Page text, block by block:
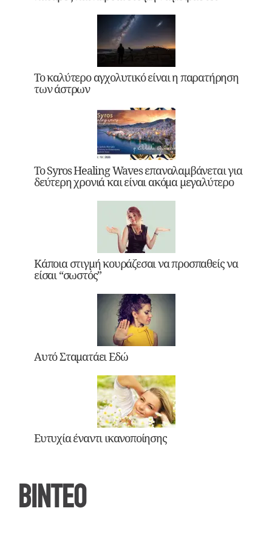
Το καλύτερο αγχολυτικό είναι η παρατήρηση
των άστρων
Το Syros Healing Waves επαναλαμβάνεται για
δεύτερη χρονιά και είναι ακόμα μεγαλύτερο
Κάποια στιγμή κουράζεσαι να προσπαθείς να
είσαι “σωστός”
Αυτό Σταματάει Εδώ
Ευτυχία έναντι ικανοποίησης
ΒΙΝΤΕΟ